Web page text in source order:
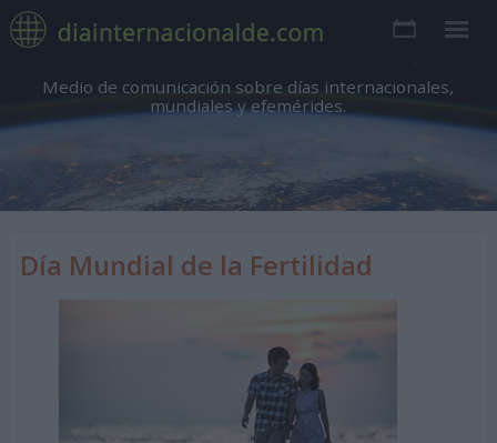
Medio de comunicación sobre días internacionales,
mundiales y efemérides.
Día Mundial de la Fertilidad